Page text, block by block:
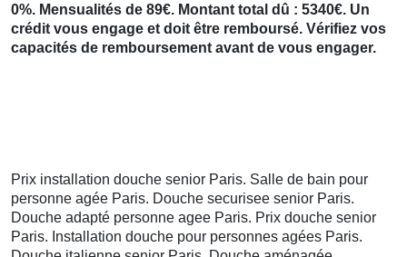
0%. Mensualités de 89€. Montant total dû : 5340€. Un
crédit vous engage et doit être remboursé. Vérifiez vos
capacités de remboursement avant de vous engager.
Prix installation douche senior Paris. Salle de bain pour
personne agée Paris. Douche securisee senior Paris.
Douche adapté personne agee Paris. Prix douche senior
Paris. Installation douche pour personnes agées Paris.